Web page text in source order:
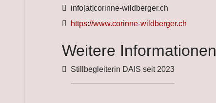
Fax
info[at]corinne-wildberger.ch
Website
https://www.corinne-wildberger.ch
Weitere Informationen
Weitere Informationen
Stillbegleiterin DAIS seit 2023